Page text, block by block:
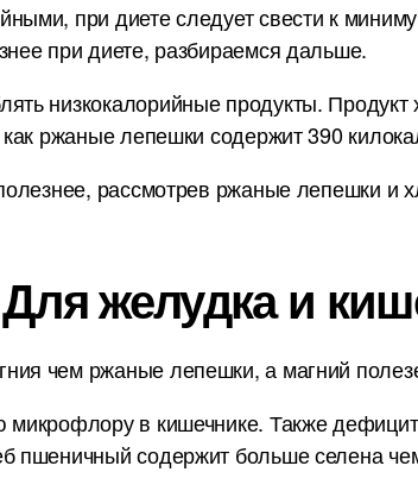
при диете следует свести к
при диете, разбираемся дальше.
низкокалорийные продукты.
ржаные лепешки содержит 390
рассмотрев ржаные лепешки и
Для желудка и
чем ржаные лепешки, а магний
в кишечнике. Также
пшеничный содержит больше селена